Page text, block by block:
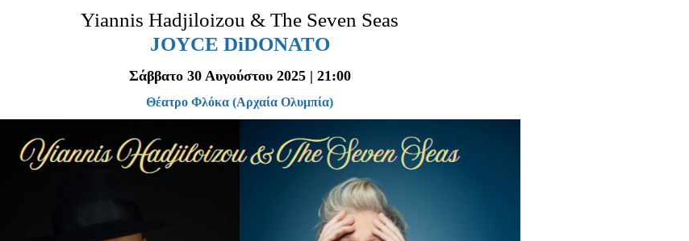
Yiannis Hadjiloizou & The Seven Seas
JOYCE DiDONATO
Σάββατο 30 Αυγούστου 2025 | 21:00
Θέατρο Φλόκα (Αρχαία Ολυμπία)